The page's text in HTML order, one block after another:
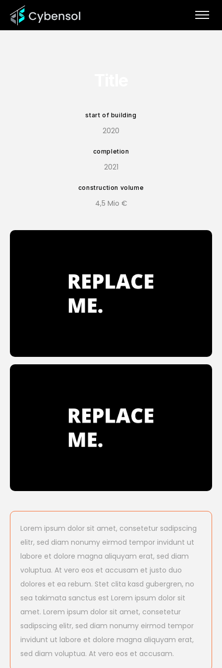
start of building
2020
completion
2021
construction volume
4,5 Mio €
Lorem ipsum dolor sit amet, consetetur sadipscing
elitr, sed diam nonumy eirmod tempor invidunt ut
labore et dolore magna aliquyam erat, sed diam
voluptua. At vero eos et accusam et justo duo
dolores et ea rebum. Stet clita kasd gubergren, no
sea takimata sanctus est Lorem ipsum dolor sit
amet. Lorem ipsum dolor sit amet, consetetur
sadipscing elitr, sed diam nonumy eirmod tempor
invidunt ut labore et dolore magna aliquyam erat,
sed diam voluptua. At vero eos et accusam.